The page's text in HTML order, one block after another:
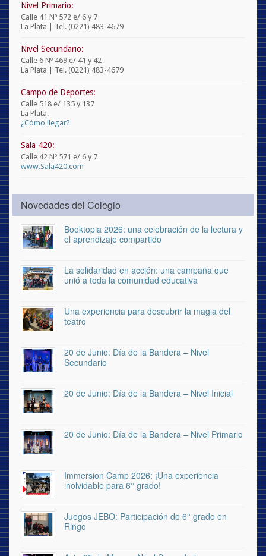
Nivel Primario:
Calle 41 Nº 572 e/ 6 y 7
La Plata | Tel. (0221) 483-4679
Nivel Secundario:
Calle 6 Nº 469 e/ 41 y 42
La Plata | Tel. (0221) 483-4679
Campo de Deportes:
Calle 518 e/ 135 y 137
La Plata.
¿Cómo llegar?
Sala 420:
Calle 42 Nº 571 e/ 6 y 7
www.Sala420.com
Novedades del Colegio
Booktopia 2026: una celebración de la lectura y
el aprendizaje compartido
La solidaridad en acción: una campaña que
unió a toda la comunidad educativa
Una experiencia para descubrir la magia del
teatro
20 de Junio: Día de la Bandera – Nivel
Secundario
20 de Junio: Día de la Bandera – Nivel Inicial
20 de Junio: Día de la Bandera – Nivel Primario
Immersion Camp 2026: ¡Una experiencia
inolvidable para 6° grado!
Juegos JEBO: Participación de 6° grado en
Ringo